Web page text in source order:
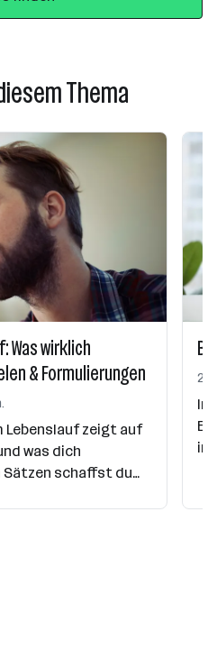
Thema
Was wirklich
& Formulierungen
Lebenslauf zeigt auf
was dich
Sätzen schaffst du
21.